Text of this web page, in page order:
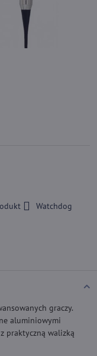
Watchdog
graczy.
aluminiowymi
praktyczną walizką